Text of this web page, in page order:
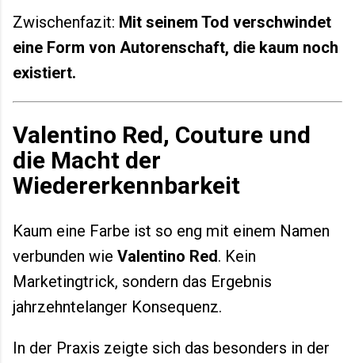
Zwischenfazit: Mit seinem Tod verschwindet
eine Form von Autorenschaft, die kaum noch
existiert.
Valentino Red, Couture und
die Macht der
Wiedererkennbarkeit
Kaum eine Farbe ist so eng mit einem Namen
verbunden wie Valentino Red. Kein
Marketingtrick, sondern das Ergebnis
jahrzehntelanger Konsequenz.
In der Praxis zeigte sich das besonders in der